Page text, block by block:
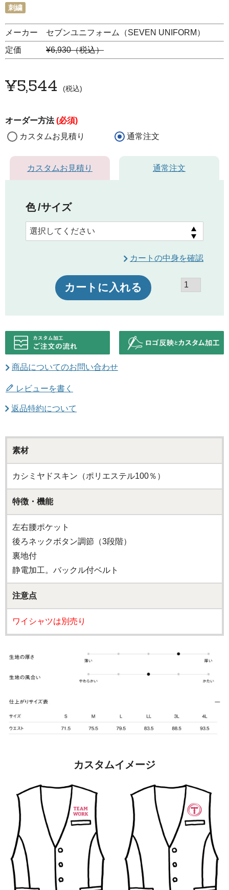
刺繍
メーカー セブンユニフォーム（SEVEN UNIFORM）
定価 ¥6,930（税込）
¥5,544 税込
オーダー方法(必須)
カスタムお見積り
通常注文
カスタムお見積り 通常注文
色 サイズ
カートの中身を確認
カートに入れる
商品についてのお問い合わせ
レビューを書く
返品特約について
素材
カシミヤドスキン（ポリエステル100％）
特徴・機能
左右腰ポケット
後ろネックボタン調節（3段階）
裏地付
静電加工。バックル付ベルト
注意点
ワイシャツは別売り
カスタムイメージ